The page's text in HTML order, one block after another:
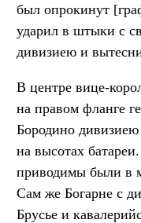
был опрокинут
ударил в штыки с
дивизиею и
В центре вице-
на правом фланге
Бородино
на высотах
приводимы были в
Сам же Богарне с
Брусье и